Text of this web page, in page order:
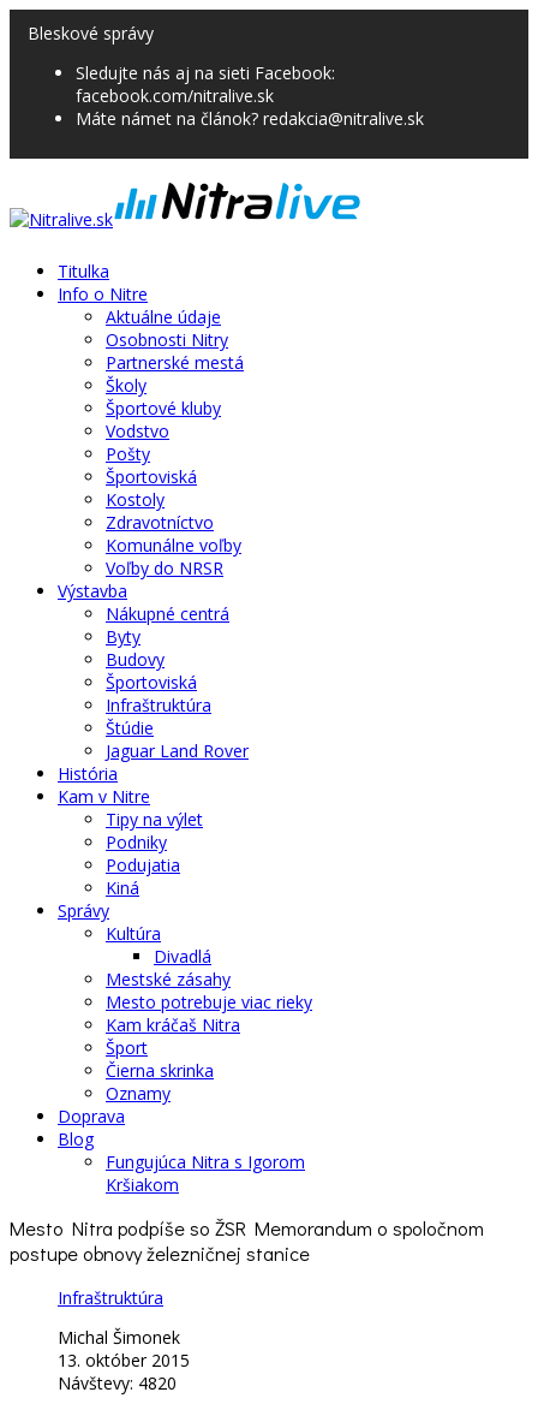
Bleskové správy
Sledujte nás aj na sieti Facebook:
facebook.com/nitralive.sk
Máte námet na článok? redakcia@nitralive.sk
Titulka
Info o Nitre
Aktuálne údaje
Osobnosti Nitry
Partnerské mestá
Školy
Športové kluby
Vodstvo
Pošty
Športoviská
Kostoly
Zdravotníctvo
Komunálne voľby
Voľby do NRSR
Výstavba
Nákupné centrá
Byty
Budovy
Športoviská
Infraštruktúra
Štúdie
Jaguar Land Rover
História
Kam v Nitre
Tipy na výlet
Podniky
Podujatia
Kiná
Správy
Kultúra
Divadlá
Mestské zásahy
Mesto potrebuje viac rieky
Kam kráčaš Nitra
Šport
Čierna skrinka
Oznamy
Doprava
Blog
Fungujúca Nitra s Igorom
Kršiakom
Mesto Nitra podpíše so ŽSR Memorandum o spoločnom
postupe obnovy železničnej stanice
Infraštruktúra
Michal Šimonek
13. október 2015
Návštevy: 4820